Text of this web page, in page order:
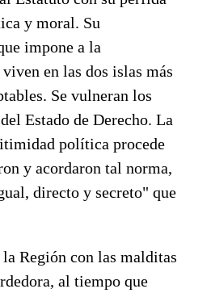
y moral. Su
impone a la
en las dos islas más
Se vulneran los
Estado de Derecho. La
política procede
y acordaron tal norma,
directo y secreto" que
Región con las malditas
al tiempo que